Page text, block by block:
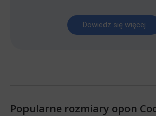
Dowiedz się więcej
Popularne rozmiary opon